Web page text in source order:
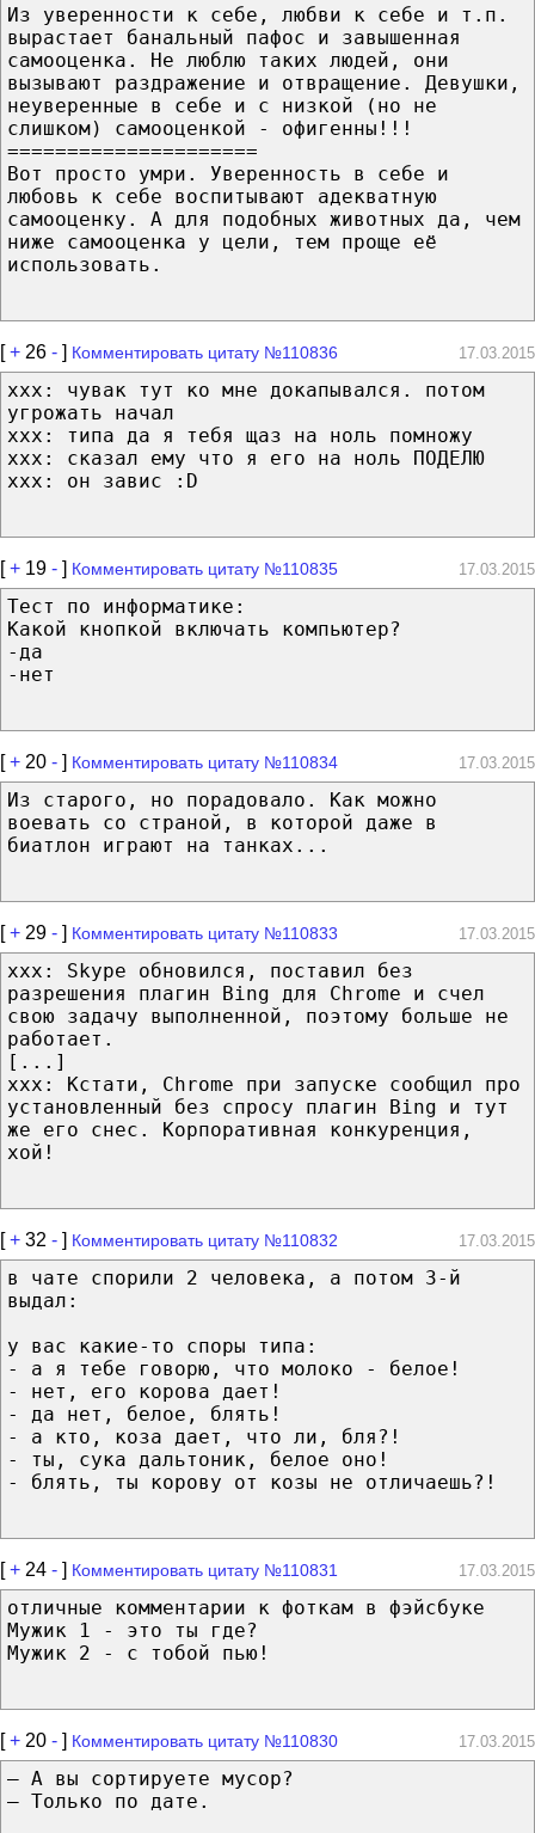
Из уверенности к себе, любви к себе и т.п.
вырастает банальный пафос и завышенная
самооценка. Не люблю таких людей, они
вызывают раздражение и отвращение. Девушки,
неуверенные в себе и с низкой (но не
слишком) самооценкой - офигенны!!!
=====================
Вот просто умри. Уверенность в себе и
любовь к себе воспитывают адекватную
самооценку. А для подобных животных да, чем
ниже самооценка у цели, тем проще её
использовать.
[+ 26 - ] Комментировать цитату №110836 17.03.2015
ххх: чувак тут ко мне докапывался. потом
угрожать начал
ххх: типа да я тебя щаз на ноль помножу
ххх: сказал ему что я его на ноль ПОДЕЛЮ
ххх: он завис :D
[+ 19 - ] Комментировать цитату №110835 17.03.2015
Тест по информатике:
Какой кнопкой включать компьютер?
-да
-нет
[+ 20 - ] Комментировать цитату №110834 17.03.2015
Из старого, но порадовало. Как можно
воевать со страной, в которой даже в
биатлон играют на танках...
[+ 29 - ] Комментировать цитату №110833 17.03.2015
xxx: Skype обновился, поставил без
разрешения плагин Bing для Chrome и счел
свою задачу выполненной, поэтому больше не
работает.
[...]
xxx: Кстати, Chrome при запуске сообщил про
установленный без спросу плагин Bing и тут
же его снес. Корпоративная конкуренция,
хой!
[+ 32 - ] Комментировать цитату №110832 17.03.2015
в чате спорили 2 человека, а потом 3-й
выдал:
у вас какие-то споры типа:
- а я тебе говорю, что молоко - белое!
- нет, его корова дает!
- да нет, белое, блять!
- а кто, коза дает, что ли, бля?!
- ты, сука дальтоник, белое оно!
- блять, ты корову от козы не отличаешь?!
[+ 24 - ] Комментировать цитату №110831 17.03.2015
отличные комментарии к фоткам в фэйсбуке
Мужик 1 - это ты где?
Мужик 2 - с тобой пью!
[+ 20 - ] Комментировать цитату №110830 17.03.2015
— А вы сортируете мусор?
— Только по дате.